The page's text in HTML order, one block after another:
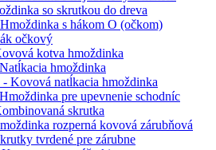
so skrutkou do dreva
s hákom O (očkom)
očkový
kotva hmoždinka
hmoždinka
Kovová natĺkacia hmoždinka
pre upevnenie schodníc
skrutka
rozperná kovová zárubňová
tvrdené pre zárubne